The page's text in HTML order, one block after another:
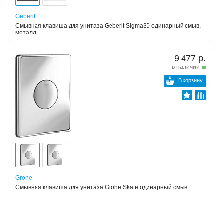
Geberit
Смывная клавиша для унитаза Geberit Sigma30 одинарный смыв,
металл
9 477 р.
в наличии
В корзину
Grohe
Смывная клавиша для унитаза Grohe Skate одинарный смыв